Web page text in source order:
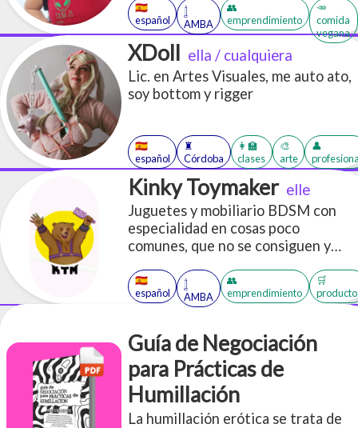
🇪🇸
español
𓉶
AMBA
👥
emprendimiento
🥕
comida
vegana
XDoll ella / cualquiera
Lic. en Artes Visuales, me auto ato,
soy bottom y rigger
🇪🇸
español
♜
Córdoba
👩‍🏫
clases
🎨
arte
👤
Kinky Toymaker elle
Juguetes y mobiliario BDSM con
especialidad en cosas poco
comunes, que no se consiguen y
🇪🇸
español
𓉶
AMBA
👥
emprendimiento
🛒
Guía de Negociación
para Prácticas de
Humillación
La humillación erótica se trata de